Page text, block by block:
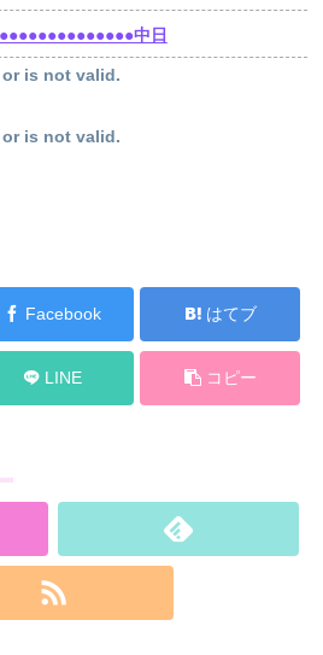
中日
or is not valid.
or is not valid.
Facebook はてブ
LINE コピー